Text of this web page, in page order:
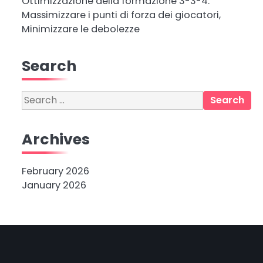
Massimizzare i punti di forza dei giocatori,
Minimizzare le debolezze
Search
Search
for:
Archives
February 2026
January 2026